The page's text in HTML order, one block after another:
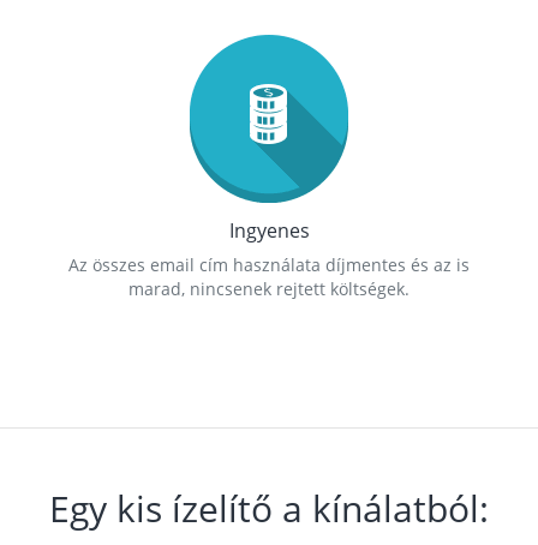
Ingyenes
Az összes email cím használata díjmentes és az is
marad, nincsenek rejtett költségek.
Egy kis ízelítő a kínálatból: